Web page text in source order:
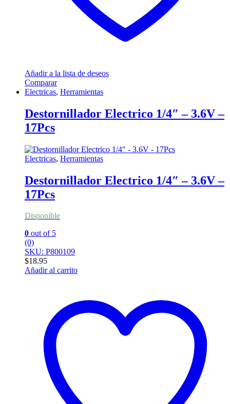
Añadir a la lista de deseos
Comparar
Electricas, Herramientas
Destornillador Electrico 1/4″ – 3.6V –
17Pcs
Electricas, Herramientas
Destornillador Electrico 1/4″ – 3.6V –
17Pcs
Disponible
0 out of 5
(0)
SKU: P800109
$18.95
Añadir al carrito